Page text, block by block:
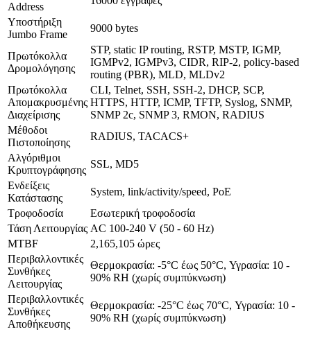
Address
Υποστήριξη
Jumbo Frame
9000 bytes
Πρωτόκολλα
Δρομολόγησης
STP, static IP routing, RSTP, MSTP, IGMP,
IGMPv2, IGMPv3, CIDR, RIP-2, policy-based
routing (PBR), MLD, MLDv2
Πρωτόκολλα
Απομακρυσμένης
Διαχείρισης
CLI, Telnet, SSH, SSH-2, DHCP, SCP,
HTTPS, HTTP, ICMP, TFTP, Syslog, SNMP,
SNMP 2c, SNMP 3, RMON, RADIUS
Μέθοδοι
Πιστοποίησης
RADIUS, TACACS+
Αλγόριθμοι
Κρυπτογράφησης
SSL, MD5
Ενδείξεις
Κατάστασης
System, link/activity/speed, PoE
Τροφοδοσία
Εσωτερική τροφοδοσία
Τάση Λειτουργίας AC 100-240 V (50 - 60 Hz)
MTBF
2,165,105 ώρες
Περιβαλλοντικές
Συνθήκες
Λειτουργίας
Θερμοκρασία: -5°C έως 50°C, Υγρασία: 10 -
90% RH (χωρίς συμπύκνωση)
Περιβαλλοντικές
Συνθήκες
Αποθήκευσης
Θερμοκρασία: -25°C έως 70°C, Υγρασία: 10 -
90% RH (χωρίς συμπύκνωση)